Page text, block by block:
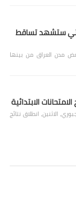
ستشهد تساقط
مدن العراق من بينها
الابتدائية
الاثنين، انطلاق نتائج